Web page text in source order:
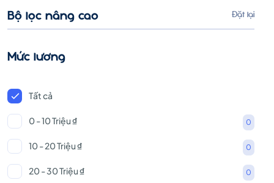
Bộ lọc nâng cao Đặt lại
Mức lương
Tất cả
0 - 10 Triệu ₫ 0
10 - 20 Triệu ₫ 0
20 - 30 Triệu ₫ 0